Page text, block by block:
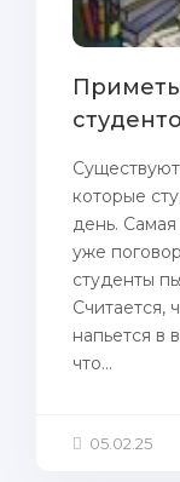
которые
день. Самая
уже
студенты
Считается,
напьется в
что...
05.02.25